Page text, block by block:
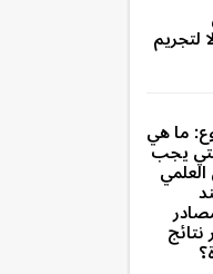
لتجريم
ما هي
يجب